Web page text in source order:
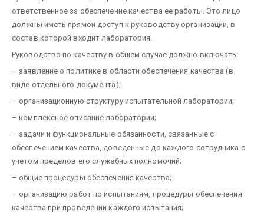
ответственное за обеспечение качества ее работы. Это лицо
должны иметь прямой доступ к руководству организации, в
состав которой входит лаборатория.
Руководство по качеству в общем случае должно включать:
– заявление о политике в области обеспечения качества(в
виде отдельного документа);
– организационную структуру испытательной лаборатории;
– комплексное описание лаборатории;
– задачи и функциональные обязанности, связанные с
обеспечением качества, доведенные до каждого сотрудника с
учетом пределов его служебных полномочий;
– общие процедуры обеспечения качества;
– организацию работ по испытаниям, процедуры обеспечения
качества при проведении каждого испытания;